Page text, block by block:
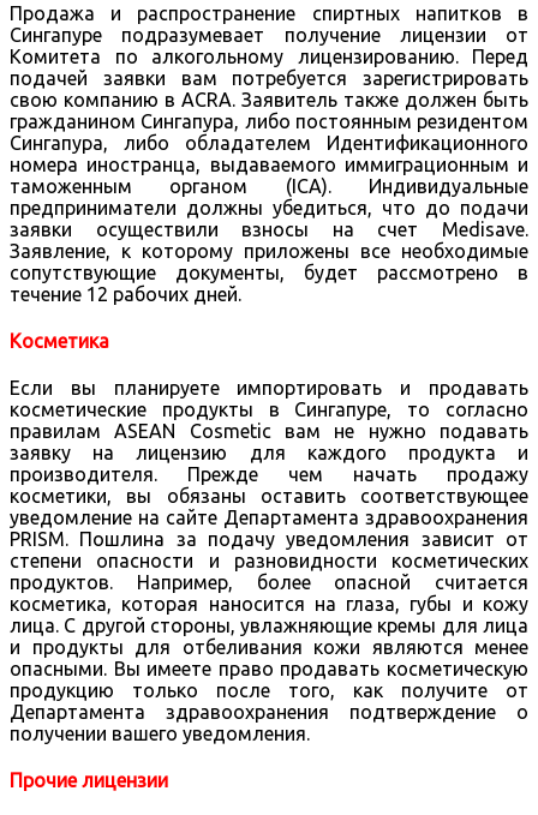
Продажа и распространение спиртных напитков в
Сингапуре подразумевает получение лицензии от
Комитета по алкогольному лицензированию. Перед
подачей заявки вам потребуется зарегистрировать
свою компанию в ACRA. Заявитель также должен быть
гражданином Сингапура, либо постоянным резидентом
Сингапура, либо обладателем Идентификационного
номера иностранца, выдаваемого иммиграционным и
таможенным органом (ICA). Индивидуальные
предприниматели должны убедиться, что до подачи
заявки осуществили взносы на счет Medisave.
Заявление, к которому приложены все необходимые
сопутствующие документы, будет рассмотрено в
течение 12 рабочих дней.
Косметика
Если вы планируете импортировать и продавать
косметические продукты в Сингапуре, то согласно
правилам ASEAN Cosmetic вам не нужно подавать
заявку на лицензию для каждого продукта и
производителя. Прежде чем начать продажу
косметики, вы обязаны оставить соответствующее
уведомление на сайте Департамента здравоохранения
PRISM. Пошлина за подачу уведомления зависит от
степени опасности и разновидности косметических
продуктов. Например, более опасной считается
косметика, которая наносится на глаза, губы и кожу
лица. С другой стороны, увлажняющие кремы для лица
и продукты для отбеливания кожи являются менее
опасными. Вы имеете право продавать косметическую
продукцию только после того, как получите от
Департамента здравоохранения подтверждение о
получении вашего уведомления.
Прочие лицензии